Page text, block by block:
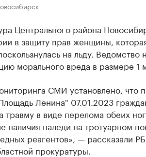
Центрального района
в защиту прав женщины,
на льду. Ведомство
морального вреда в размере 1
СМИ установлено, что
Ленина" 07.01.2023
травму в виде перелома обеих
наличия наледи на тротуарном
реагентов», — рассказали
прокуратуры.